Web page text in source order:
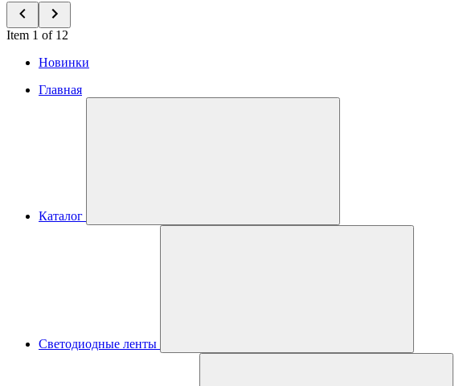
Item 1 of 12
Новинки
Главная
Каталог
Светодиодные ленты